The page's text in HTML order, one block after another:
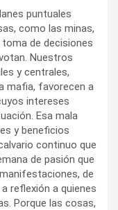
puntuales
como las minas,
de decisiones
Nuestros
y centrales,
mafia, favorecen a
intereses
Esa mala
y beneficios
continuo que
de pasión que
de
reflexión a quienes
Porque las cosas,